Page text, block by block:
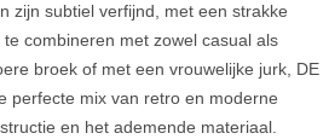
zijn subtiel verfijnd, met een strakke
combineren met zowel casual als
broek of met een vrouwelijke jurk, DE
perfecte mix van retro en moderne
en het ademende materiaal.